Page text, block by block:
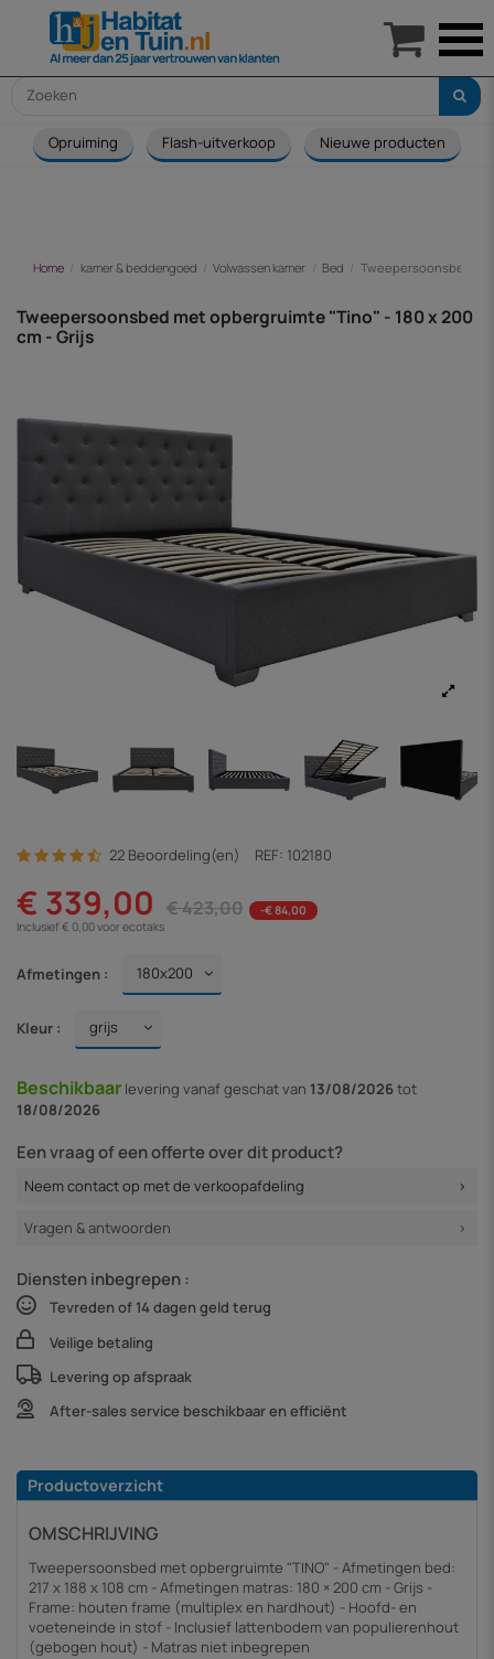
Opruiming Flash-uitverkoop Nieuwe producten
Home kamer & beddengoed Volwassen kamer Bed Tweepersoonsbed
Tweepersoonsbed met opbergruimte "Tino" - 180 x 200
cm - Grijs
22 Beoordeling(en) REF: 102180
€ 339,00 € 423,00
-€ 84,00
Inclusief € 0,00 voor ecotaks
Afmetingen :
Kleur :
Beschikbaar levering vanafgeschat van 13/08/2026tot
18/08/2026
Een vraag of een offerte over dit product?
Neem contact op met de verkoopafdeling
Vragen & antwoorden
Diensten inbegrepen :
Tevreden of 14 dagen geld terug
Veilige betaling
Levering op afspraak
After-sales service beschikbaar en efficiënt
Productoverzicht
OMSCHRIJVING
Tweepersoonsbed met opbergruimte "TINO" - Afmetingen bed:
217 x 188 x 108 cm - Afmetingen matras: 180 × 200 cm - Grijs -
Frame: houten frame (multiplex en hardhout) - Hoofd- en
voeteneinde in stof - Inclusief lattenbodem van populierenhout
(gebogen hout) - Matras niet inbegrepen
